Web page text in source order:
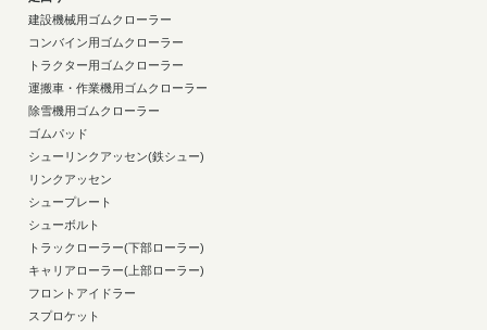
建設機械用ゴムクローラー
コンバイン用ゴムクローラー
トラクター用ゴムクローラー
運搬車・作業機用ゴムクローラー
除雪機用ゴムクローラー
ゴムパッド
シューリンクアッセン(鉄シュー)
リンクアッセン
シュープレート
シューボルト
トラックローラー(下部ローラー)
キャリアローラー(上部ローラー)
フロントアイドラー
スプロケット